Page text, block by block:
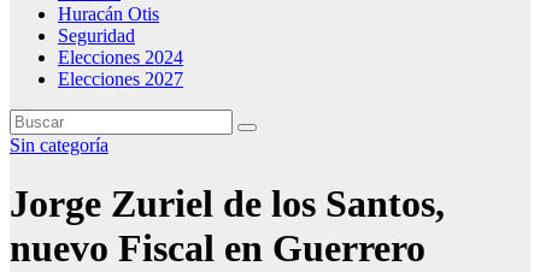
Huracán Otis
Seguridad
Elecciones 2024
Elecciones 2027
Sin categoría
Jorge Zuriel de los Santos,
nuevo Fiscal en Guerrero